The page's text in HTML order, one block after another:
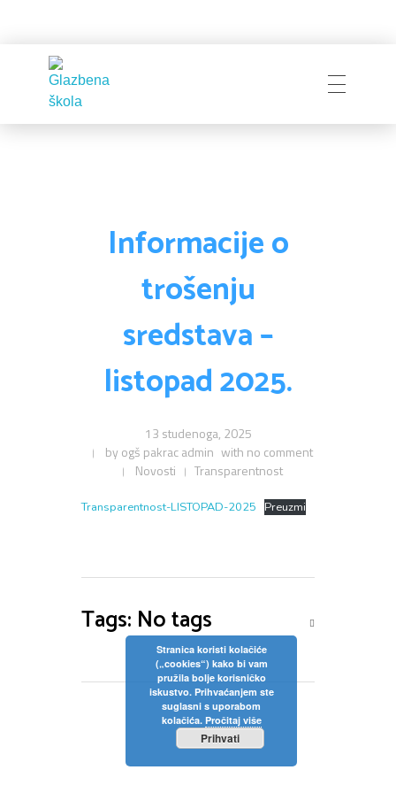
Informacije o
trošenju
sredstava –
listopad 2025.
13 studenoga, 2025
by ogš pakrac admin with no comment
Novosti
Transparentnost
Transparentnost-LISTOPAD-2025 Preuzmi
Tags: No tags
Stranica koristi kolačiće
(„cookies“) kako bi vam
pružila bolje korisničko
iskustvo. Prihvaćanjem ste
suglasni s uporabom
kolačića. Pročitaj više
Prihvati